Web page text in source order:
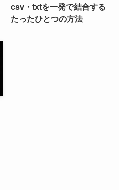
csv・txtを一発で結合する
たったひとつの方法